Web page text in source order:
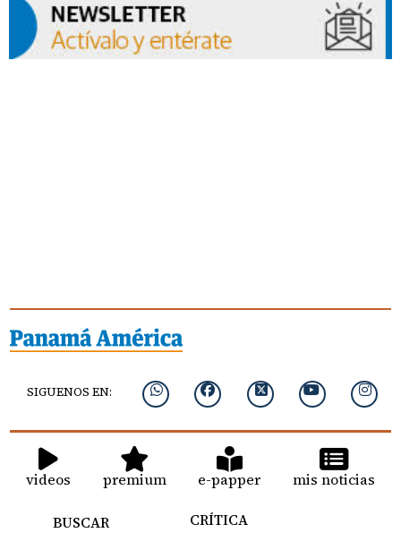
SIGUENOS EN:
videos premium e-papper mis noticias
BUSCAR
CRÍTICA